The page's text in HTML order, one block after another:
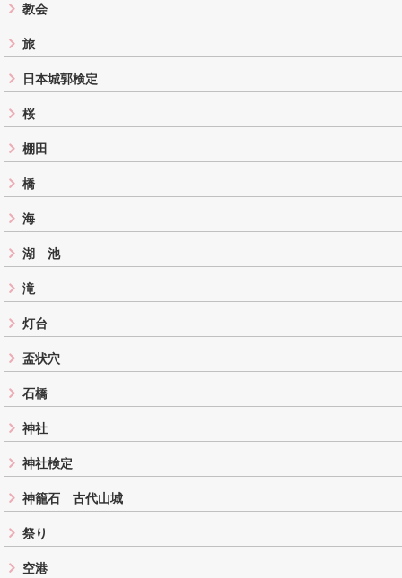
教会
旅
日本城郭検定
桜
棚田
橋
海
湖 池
滝
灯台
盃状穴
石橋
神社
神社検定
神籠石 古代山城
祭り
空港